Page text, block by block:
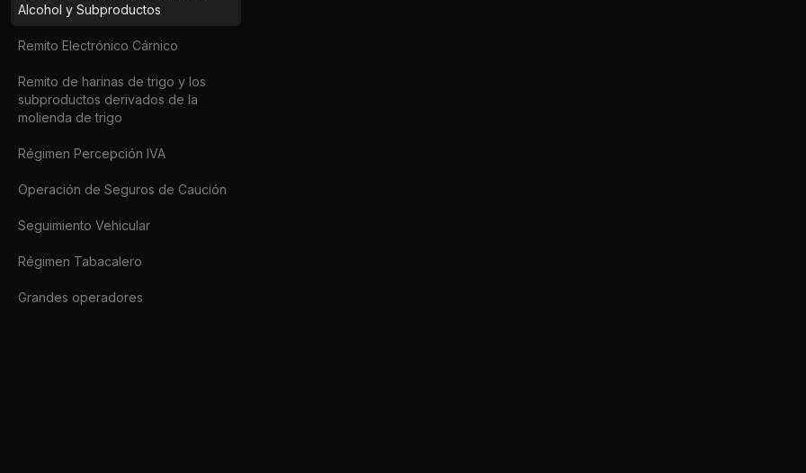
Alcohol y Subproductos
Remito Electrónico Cárnico
Remito de harinas de trigo y los
subproductos derivados de la
molienda de trigo
Régimen Percepción IVA
Operación de Seguros de Caución
Seguimiento Vehicular
Régimen Tabacalero
Grandes operadores